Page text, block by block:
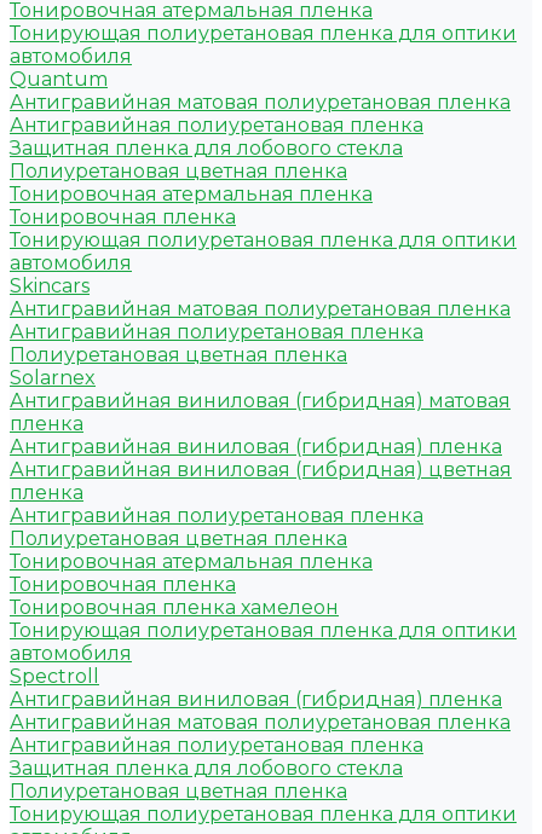
Тонировочная атермальная пленка
Тонирующая полиуретановая пленка для оптики
автомобиля
Quantum
Антигравийная матовая полиуретановая пленка
Антигравийная полиуретановая пленка
Защитная пленка для лобового стекла
Полиуретановая цветная пленка
Тонировочная атермальная пленка
Тонировочная пленка
Тонирующая полиуретановая пленка для оптики
автомобиля
Skincars
Антигравийная матовая полиуретановая пленка
Антигравийная полиуретановая пленка
Полиуретановая цветная пленка
Solarnex
Антигравийная виниловая (гибридная) матовая
пленка
Антигравийная виниловая (гибридная) пленка
Антигравийная виниловая (гибридная) цветная
пленка
Антигравийная полиуретановая пленка
Полиуретановая цветная пленка
Тонировочная атермальная пленка
Тонировочная пленка
Тонировочная пленка хамелеон
Тонирующая полиуретановая пленка для оптики
автомобиля
Spectroll
Антигравийная виниловая (гибридная) пленка
Антигравийная матовая полиуретановая пленка
Антигравийная полиуретановая пленка
Защитная пленка для лобового стекла
Полиуретановая цветная пленка
Тонирующая полиуретановая пленка для оптики